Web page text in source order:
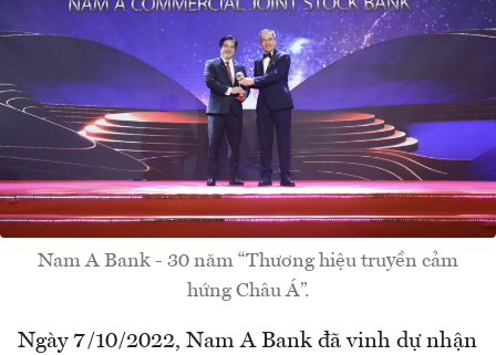
Nam A Bank - 30 năm “Thương hiệu truyền cảm
hứng Châu Á”.
Ngày 7/10/2022, Nam A Bank đã vinh dự nhận